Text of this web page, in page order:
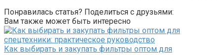
Понравилась статья? Поделиться с друзьями:
Вам также может быть интересно
Как выбирать и закупать фильтры оптом для